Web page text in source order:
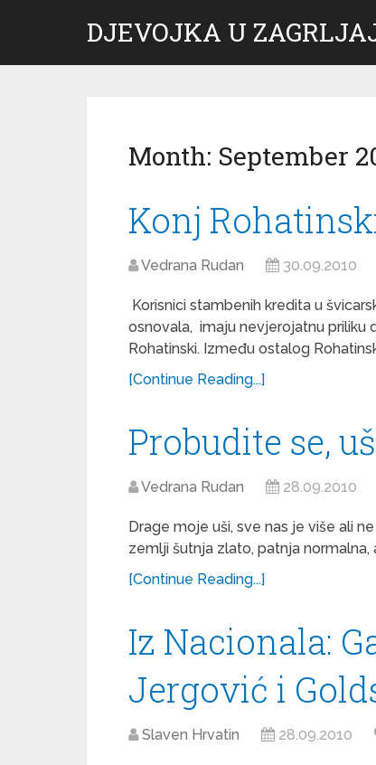
DJEVOJKA U
Month: September
Konj
Vedrana Rudan 30.09.2010
Korisnici stambenih kredita u
osnovala, imaju nevjerojatnu priliku
Rohatinski. Između ostalog
[Continue Reading...]
Probudite se,
Vedrana Rudan 28.09.2010
Drage moje uši, sve nas je više ali
zemlji šutnja zlato, patnja
[Continue Reading...]
Iz Nacionala:
Jergović i
Slaven Hrvatin 28.09.2010